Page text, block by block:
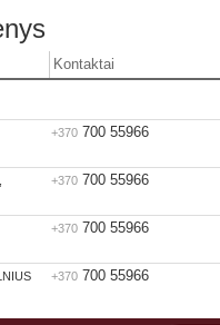
Kontaktai
+370700 55966
+370700 55966
+370700 55966
+370700 55966